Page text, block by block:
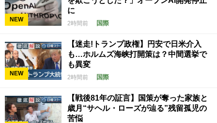
NEW
に
2時間前 国際
NEW
【迷走!トランプ政権】円安で日米介入
も…ホルムズ海峡打開策は？中間選挙で
も異変
2時間前 国際
【戦後81年の証言】国策が奪った家族と
歳月“サヘル・ローズが辿る”残留孤児の
苦悩